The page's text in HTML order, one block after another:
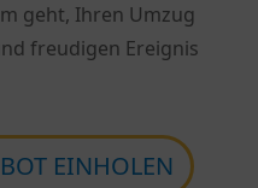
geht, Ihren Umzug
freudigen Ereignis
EINHOLEN